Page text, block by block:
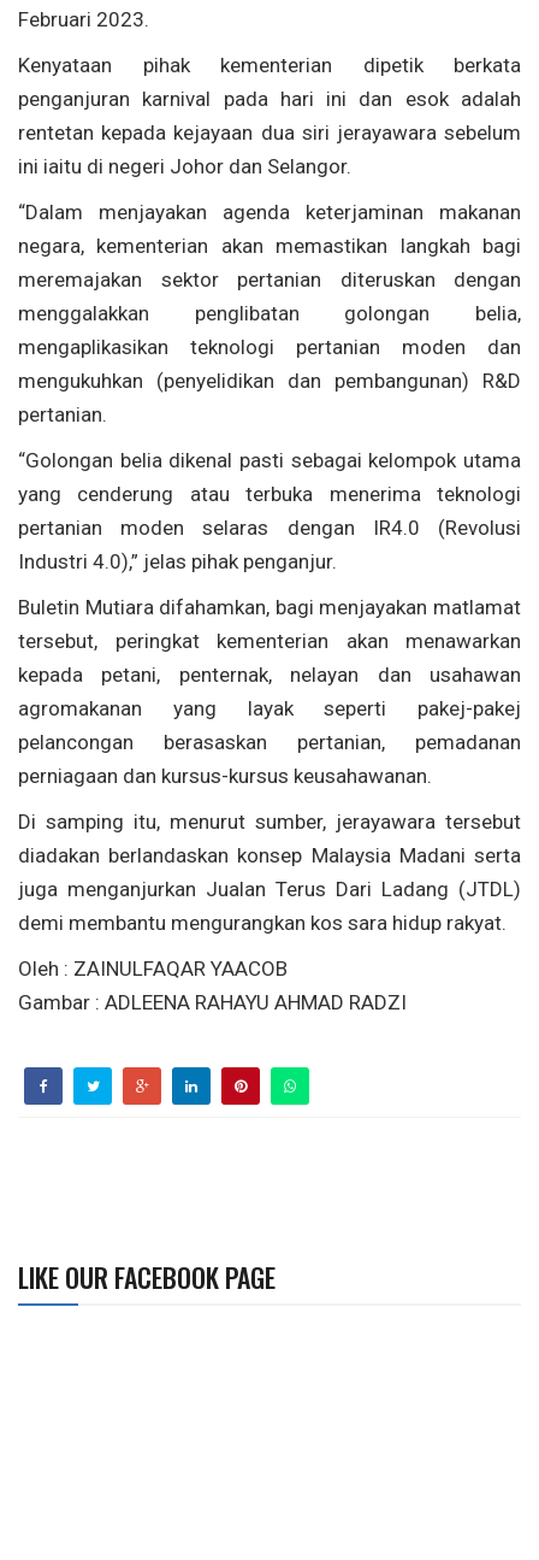
Februari 2023.
Kenyataan pihak kementerian dipetik berkata
penganjuran karnival pada hari ini dan esok adalah
rentetan kepada kejayaan dua siri jerayawara sebelum
ini iaitu di negeri Johor dan Selangor.
“Dalam menjayakan agenda keterjaminan makanan
negara, kementerian akan memastikan langkah bagi
meremajakan sektor pertanian diteruskan dengan
menggalakkan penglibatan golongan belia,
mengaplikasikan teknologi pertanian moden dan
mengukuhkan (penyelidikan dan pembangunan) R&D
pertanian.
“Golongan belia dikenal pasti sebagai kelompok utama
yang cenderung atau terbuka menerima teknologi
pertanian moden selaras dengan IR4.0 (Revolusi
Industri 4.0),” jelas pihak penganjur.
Buletin Mutiara difahamkan, bagi menjayakan matlamat
tersebut, peringkat kementerian akan menawarkan
kepada petani, penternak, nelayan dan usahawan
agromakanan yang layak seperti pakej-pakej
pelancongan berasaskan pertanian, pemadanan
perniagaan dan kursus-kursus keusahawanan.
Di samping itu, menurut sumber, jerayawara tersebut
diadakan berlandaskan konsep Malaysia Madani serta
juga menganjurkan Jualan Terus Dari Ladang (JTDL)
demi membantu mengurangkan kos sara hidup rakyat.
Oleh : ZAINULFAQAR YAACOB
Gambar : ADLEENA RAHAYU AHMAD RADZI
LIKE OUR FACEBOOK PAGE